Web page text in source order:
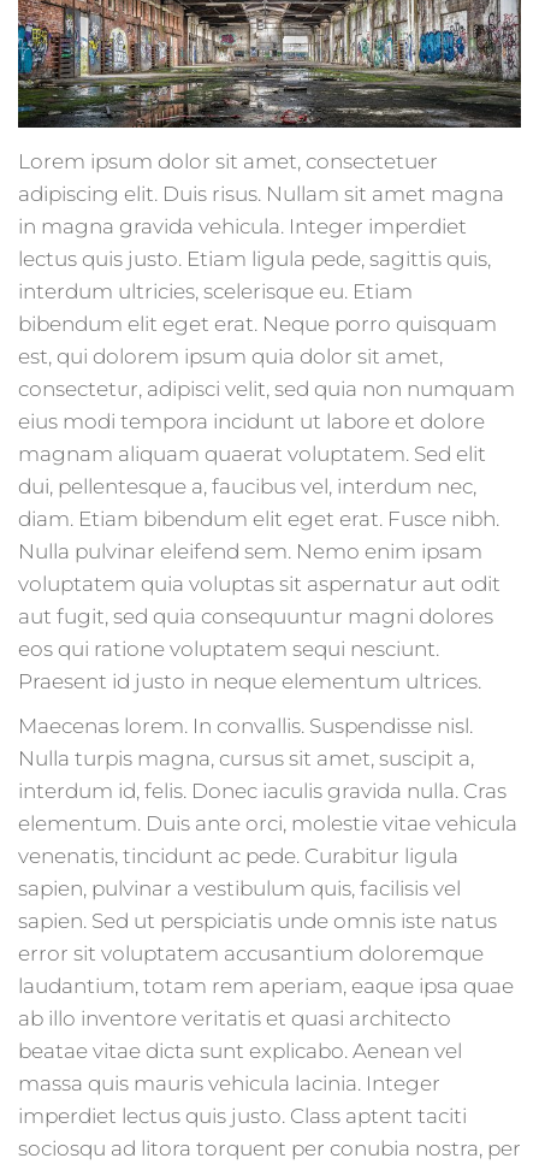
Lorem ipsum dolor sit amet, consectetuer
adipiscing elit. Duis risus. Nullam sit amet magna
in magna gravida vehicula. Integer imperdiet
lectus quis justo. Etiam ligula pede, sagittis quis,
interdum ultricies, scelerisque eu. Etiam
bibendum elit eget erat. Neque porro quisquam
est, qui dolorem ipsum quia dolor sit amet,
consectetur, adipisci velit, sed quia non numquam
eius modi tempora incidunt ut labore et dolore
magnam aliquam quaerat voluptatem. Sed elit
dui, pellentesque a, faucibus vel, interdum nec,
diam. Etiam bibendum elit eget erat. Fusce nibh.
Nulla pulvinar eleifend sem. Nemo enim ipsam
voluptatem quia voluptas sit aspernatur aut odit
aut fugit, sed quia consequuntur magni dolores
eos qui ratione voluptatem sequi nesciunt.
Praesent id justo in neque elementum ultrices.
Maecenas lorem. In convallis. Suspendisse nisl.
Nulla turpis magna, cursus sit amet, suscipit a,
interdum id, felis. Donec iaculis gravida nulla. Cras
elementum. Duis ante orci, molestie vitae vehicula
venenatis, tincidunt ac pede. Curabitur ligula
sapien, pulvinar a vestibulum quis, facilisis vel
sapien. Sed ut perspiciatis unde omnis iste natus
error sit voluptatem accusantium doloremque
laudantium, totam rem aperiam, eaque ipsa quae
ab illo inventore veritatis et quasi architecto
beatae vitae dicta sunt explicabo. Aenean vel
massa quis mauris vehicula lacinia. Integer
imperdiet lectus quis justo. Class aptent taciti
sociosqu ad litora torquent per conubia nostra, per